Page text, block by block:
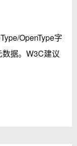
OpenType字
据。W3C建议